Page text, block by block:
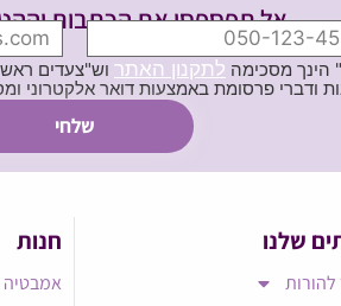
אל תפספסי את הכתבות
הינך מסכימה לתקנון האתר וש"צעדים
דואר אלקטרוני ומסרונים. תוכלי להסיר את
שלנו חנות
אמבטיה